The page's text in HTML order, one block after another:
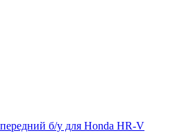
б/у для Honda HR-V